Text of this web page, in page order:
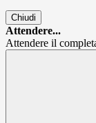
Chiudi
Attendere...
Attendere il